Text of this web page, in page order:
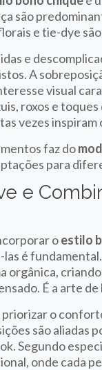
são
e tie-dye
e
A
visual
roxos e
vezes
faz do
para
e
oestilo
é
orgânica,
É a arte
o
são aliadas
Segundo
onde cada